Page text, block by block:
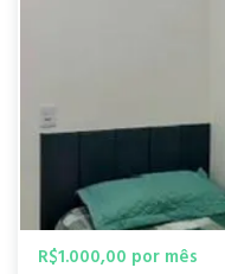
R$1.000,00 por mês